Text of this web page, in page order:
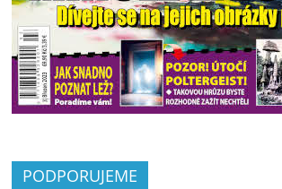
PODPORUJEME